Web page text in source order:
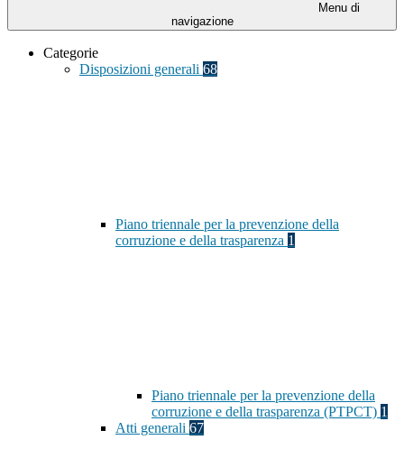
Menu di
navigazione
Categorie
Disposizioni generali 68
Piano triennale per la prevenzione della
corruzione e della trasparenza 1
Piano triennale per la prevenzione della
corruzione e della trasparenza (PTPCT) 1
Atti generali 67